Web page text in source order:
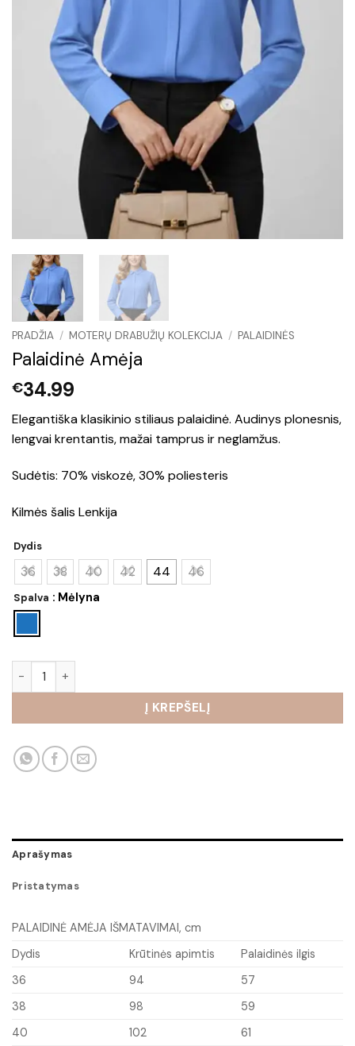
PRADŽIA / MOTERŲ DRABUŽIŲ KOLEKCIJA / PALAIDINĖS
Palaidinė Amėja
€34.99
Elegantiška klasikinio stiliaus palaidinė. Audinys plonesnis,
lengvai krentantis, mažai tamprus ir neglamžus.
Sudėtis: 70% viskozė, 30% poliesteris
Kilmės šalis Lenkija
Dydis
36 38 40 42 44 46
Spalva : Mėlyna
Į KREPŠELĮ
Aprašymas
Pristatymas
PALAIDINĖ AMĖJA IŠMATAVIMAI, cm
Dydis
Krūtinės apimtis
Palaidinės ilgis
36
94
57
38
98
59
40
102
61